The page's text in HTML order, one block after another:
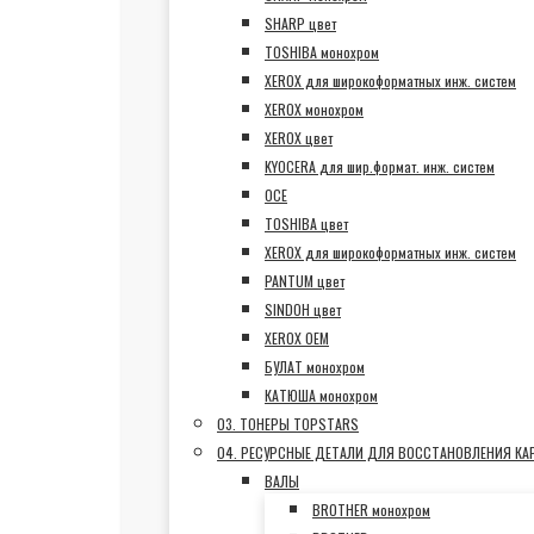
SHARP цвет
TOSHIBA монохром
XEROX для широкоформатных инж. систем
XEROX монохром
XEROX цвет
KYOCERA для шир.формат. инж. систем
OCE
TOSHIBA цвет
XEROX для широкоформатных инж. систем
PANTUM цвет
SINDOH цвет
XEROX OEM
БУЛАТ монохром
КАТЮША монохром
03. ТОНЕРЫ TOPSTARS
04. РЕСУРСНЫЕ ДЕТАЛИ ДЛЯ ВОССТАНОВЛЕНИЯ
ВАЛЫ
BROTHER монохром